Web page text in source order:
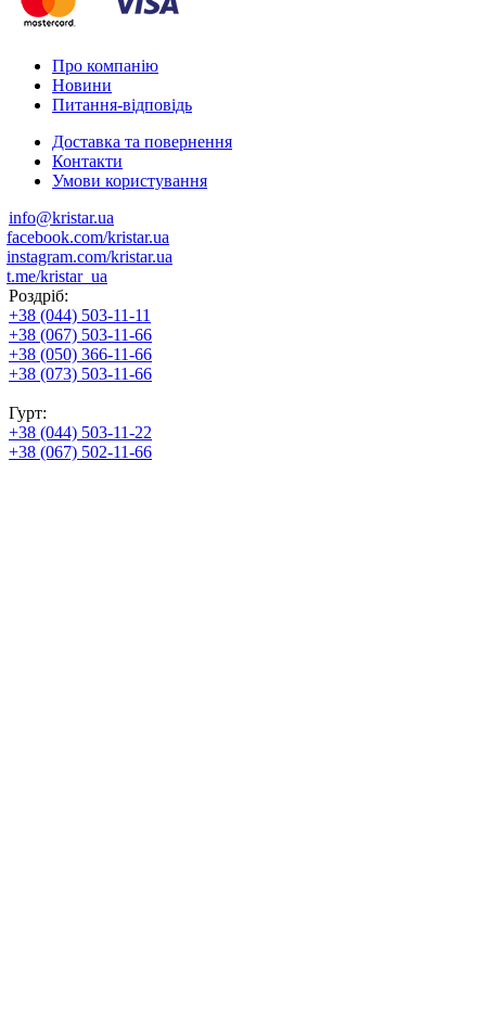
Про компанію
Новини
Питання-відповідь
Доставка та повернення
Контакти
Умови користування
info@kristar.ua
facebook.com/kristar.ua
instagram.com/kristar.ua
t.me/kristar_ua
Роздріб:
+38 (044) 503-11-11
+38 (067) 503-11-66
+38 (050) 366-11-66
+38 (073) 503-11-66
Гурт:
+38 (044) 503-11-22
+38 (067) 502-11-66